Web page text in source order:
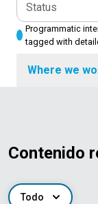
Status
Programmatic
tagged with
Where we
Contenido
Todo